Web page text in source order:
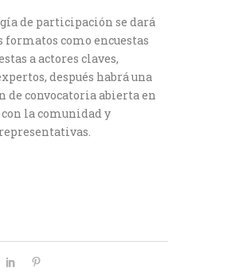
de participación se dará
como encuestas
a actores claves,
después habrá una
de convocatoria abierta en
la comunidad y